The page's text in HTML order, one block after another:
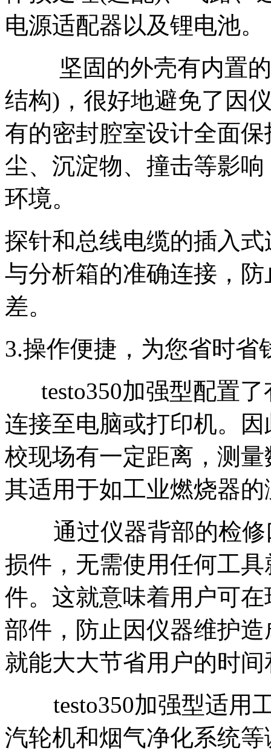
电源适配器以及锂电池。
坚固的外壳有内置的
结构)，很好地避免了因
有的密封腔室设计全面
尘、沉淀物、撞击等影
环境。
探针和总线电缆的插入
与分析箱的准确连接，
差。
3.操作便捷，为您省时省
testo350加强型配置了
连接至电脑或打印机。
校现场有一定距离，测
其适用于如工业燃烧器
通过仪器背部的检修
损件，无需使用任何工
件。这就意味着用户可
部件，防止因仪器维护
就能大大节省用户的时
testo350加强型适用
汽轮机和烟气净化系统